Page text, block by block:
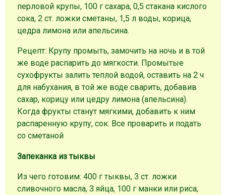
перловой крупы, 100 г сахара, 0,5 стакана кислого
сока, 2 ст. ложки сметаны, 1,5 л воды, корица,
цедра лимона или апельсина.
Рецепт: Крупу промыть, замочить на ночь и в той
же воде распарить до мягкости. Промытые
сухофрукты залить теплой водой, оставить на 2 ч
для набухания, в той же воде сварить, добавив
сахар, корицу или цедру лимона (апельсина).
Когда фрукты станут мягкими, добавить к ним
распаренную крупу, сок. Все проварить и подать
со сметаной
Запеканка из тыквы
Из чего готовим: 400 г тыквы, 3 ст. ложки
сливочного масла, 3 яйца, 100 г манки или риса,